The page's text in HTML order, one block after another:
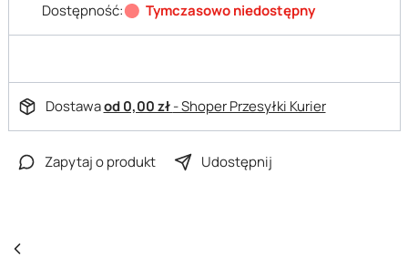
Dostępność: Tymczasowo niedostępny
Dostawaod 0,00 zł- Shoper Przesyłki Kurier
Zapytaj o produkt Udostępnij